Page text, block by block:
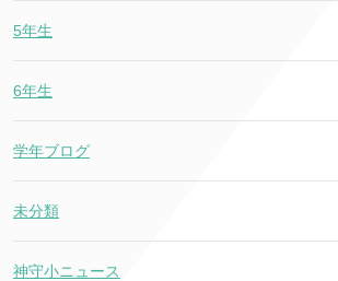
5年生
6年生
学年ブログ
未分類
神守小ニュース